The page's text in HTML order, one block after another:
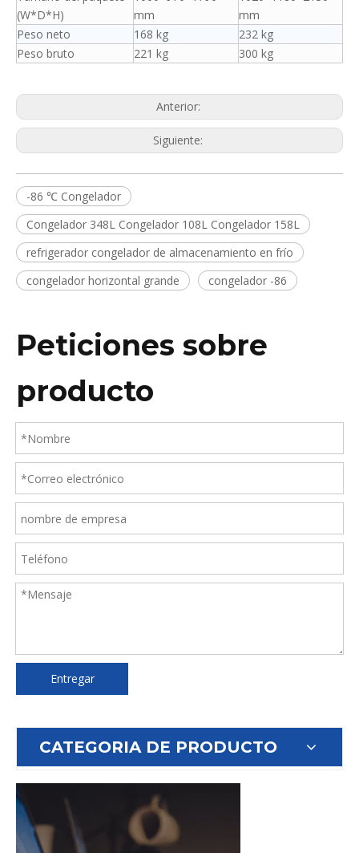
(W*D*H)
mm
mm
Peso neto
168 kg
232 kg
Peso bruto
221 kg 300 kg
Anterior:
Siguiente:
-86 ℃ Congelador
Congelador 348L Congelador 108L Congelador 158L
refrigerador congelador de almacenamiento en frío
congelador horizontal grande
congelador -86
Peticiones sobre
producto
Entregar
CATEGORIA DE PRODUCTO